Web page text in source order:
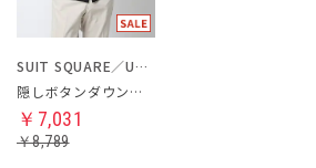
SUIT SQUARE／UNIVERSAL LANGUAGE
隠しボタンダウンカラーシャツ
￥7,031
￥8,789